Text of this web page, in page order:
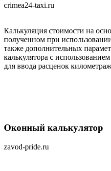
crimea24-taxi.ru
Калькуляция стоимости на
полученном при
также дополнительных
калькулятора с
для ввода расценок
Оконный калькулятор
zavod-pride.ru